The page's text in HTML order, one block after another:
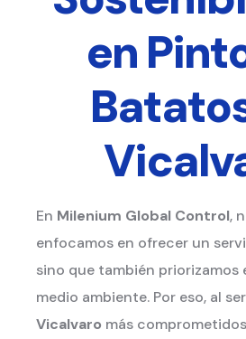
en
En Milenium Global Control,
enfocamos en ofrecer un
sino que también priorizamos
medio ambiente. Por eso, al
Vicalvaro más